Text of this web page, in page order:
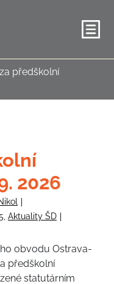
předškolní
2026
Aktuality ŠD
obvodu Ostrava-
předškolní
statutárním